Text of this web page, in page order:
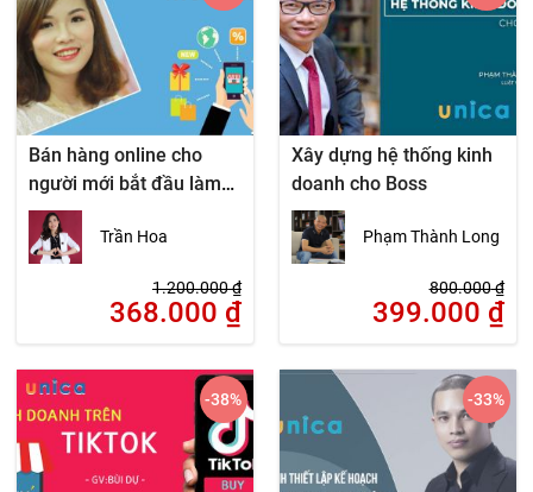
Bán hàng online cho
người mới bắt đầu làm
hiệu quả ngay
Trần Hoa
1.200.000₫
368.000 ₫
Xây dựng hệ thống kinh
doanh cho Boss
Phạm Thành Long
800.000₫
399.000 ₫
-38% -33%